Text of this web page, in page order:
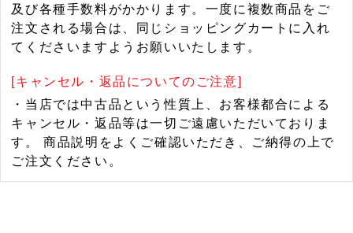
及び各種手数料がかかります。一度に複数商品をご
注文される場合は、同じショッピングカートに入れ
てくださいますようお願いいたします。
[キャンセル・返品についてのご注意]
・当店では中古品という性質上、お客様都合による
キャンセル・返品等は一切ご遠慮いただいておりま
す。 商品説明をよくご確認いただき、ご納得の上で
ご注文ください。